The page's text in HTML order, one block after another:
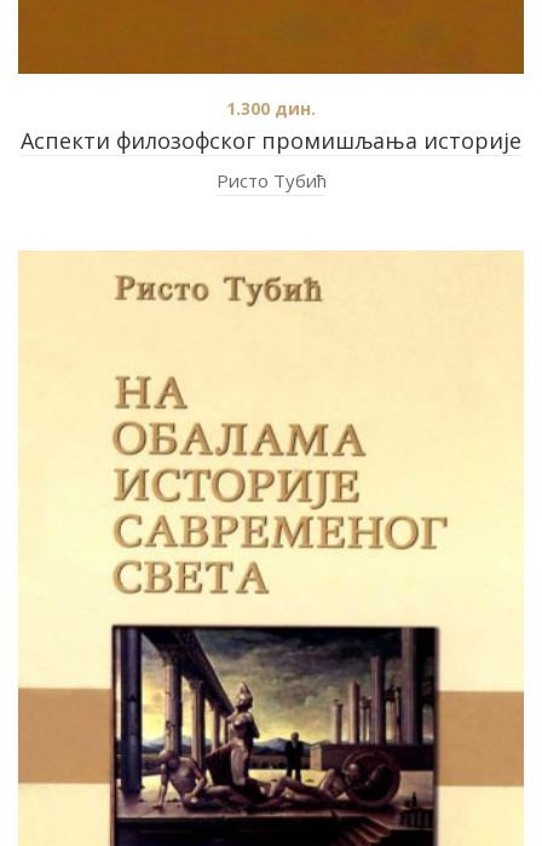
Аспекти филозофског промишљања историје
1.300 дин.
Ристо Тубић